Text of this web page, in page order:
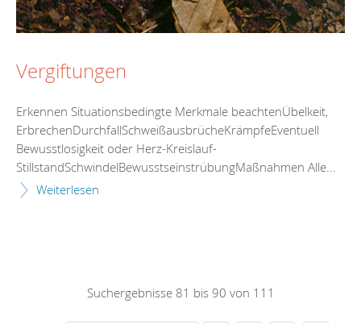
Vergiftungen
Erkennen Situationsbedingte Merkmale beachtenÜbelkeit,
ErbrechenDurchfallSchweißausbrücheKrämpfeEventuell
Bewusstlosigkeit oder Herz-Kreislauf-
StillstandSchwindelBewusstseinstrübungMaßnahmen Alle...
Weiterlesen
Suchergebnisse 81 bis 90 von 111